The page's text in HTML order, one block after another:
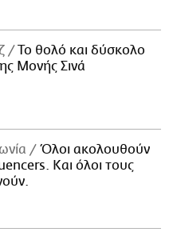
Το θολό και δύσκολο
Μονής Σινά
Όλοι ακολουθούν
Και όλοι τους